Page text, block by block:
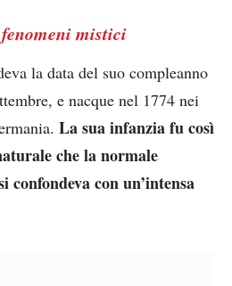
mistici
la data del suo compleanno
e nacque nel 1774 nei
La sua infanzia fu così
che la normale
confondeva con un’intensa